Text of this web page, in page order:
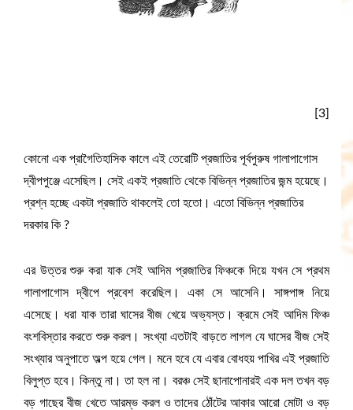
[3]
কোনো এক প্রাগৈতিহাসিক কালে এই তেরোটি প্রজাতির পূর্বপুরুষ গালাপাগোস
দ্বীপপুঞ্জে এসেছিল। সেই একই প্রজাতি থেকে বিভিন্ন প্রজাতির জন্ম হয়েছে।
প্রশ্ন হচ্ছে একটা প্রজাতি থাকলেই তো হতো। এতো বিভিন্ন প্রজাতির
দরকার কি ?
এর উত্তর শুরু করা যাক সেই আদিম প্রজাতির ফিঞ্চকে দিয়ে যখন সে প্রথম
গালাপাগোস দ্বীপে প্রবেশ করেছিল। একা সে আসেনি। সাঙ্গপাঙ্গ নিয়ে
এসেছে। ধরা যাক তারা ঘাসের বীজ খেয়ে অভ্যস্ত। ক্রমে সেই আদিম ফিঞ্চ
বংশবিস্তার করতে শুরু করল। সংখ্যা এতটাই বাড়তে লাগল যে ঘাসের বীজ সেই
সংখ্যার অনুপাতে অল্প হয়ে গেল। মনে হবে যে এবার বোধহয় পাখির এই প্রজাতি
বিলুপ্ত হবে। কিন্তু না। তা হল না। বরঞ্চ সেই ছানাপোনারই এক দল তখন বড়
বড় গাছের বীজ খেতে আরম্ভ করল ও তাদের ঠোঁটের আকার আরো মোটা ও বড়